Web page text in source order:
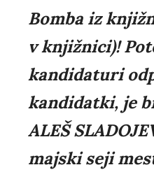
Bomba iz
v knjižnici)!
kandidaturi
kandidatki, je
ALEŠ
majski seji